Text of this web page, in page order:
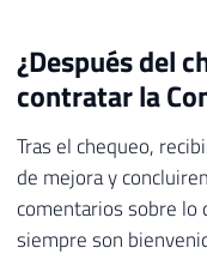
¿Después del
contratar la
Tras el chequeo,
de mejora y
comentarios sobre lo
siempre son